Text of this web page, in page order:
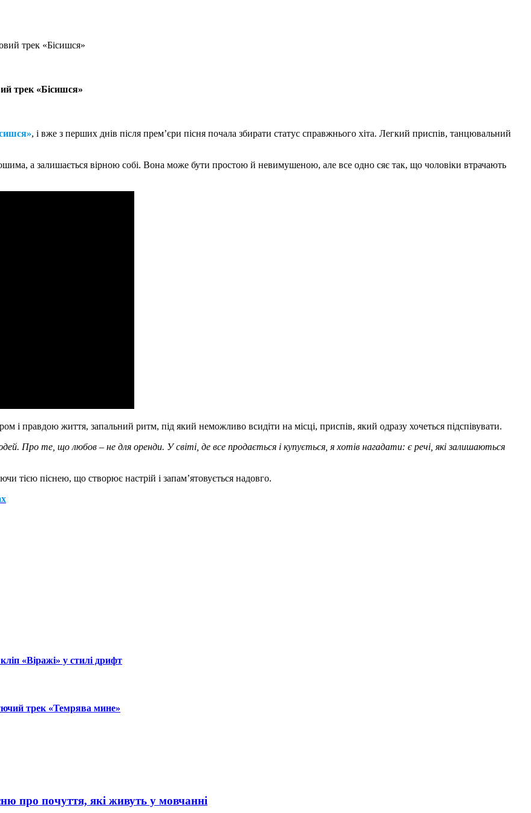
трек «Бісишся»
трек «Бісишся»
, і вже з перших днів після прем’єри пісня почала збирати статус справжнього хіта. Легкий приспів, танцювальний
а залишається вірною собі. Вона може бути простою й невимушеною, але все одно сяє так, що чоловіки втрачають
і правдою життя, запальний ритм, під який неможливо всидіти на місці, приспів, який одразу хочеться підспівувати.
Про те, що любов – не для оренди. У світі, де все продається і купується, я хотів нагадати: є речі, які залишаються
тією піснею, що створює настрій і запам’ятовується надовго.
«Віражі» у стилі дрифт
трек «Темрява мине»
про почуття, які живуть у мовчанні